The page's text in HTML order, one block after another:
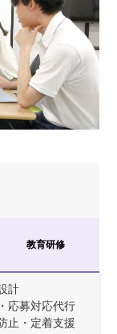
計
応募対応代行
止・定着支援
教育研修